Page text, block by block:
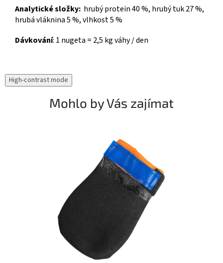
Analytické složky: hrubý protein 40 %, hrubý tuk 27 %,
hrubá vláknina 5 %, vlhkost 5 %
Dávkování: 1 nugeta = 2,5 kg váhy / den
High-contrast mode
Mohlo by Vás zajímat